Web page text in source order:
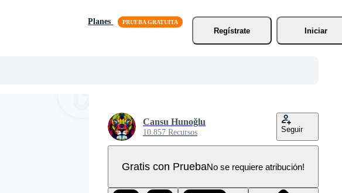
Planes
Regístrate
Iniciar
Cansu Hunoğlu
10.857 Recursos Seguir
Gratis con PruebaNo se requiere atribución!